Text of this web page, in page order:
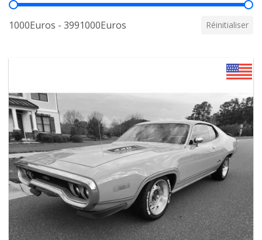
Prix
1000Euros - 3991000Euros Réinitialiser